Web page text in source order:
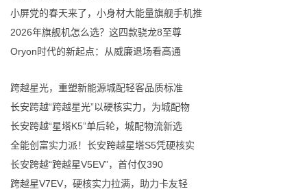
小屏党的春天来了，小身材大能量旗舰手机推
2026年旗舰机怎么选？这四款骁龙8至尊
Oryon时代的新起点：从威廉退场看高通
跨越星光，重塑新能源城配轻客品质标准
长安跨越“跨越星光”以硬核实力，为城配物
长安跨越“星塔K5”单后轮，城配物流新选
全能创富实力派！长安跨越星塔S5凭硬核实
长安跨越“跨越星V5EV”，首付仅390
跨越星V7EV，硬核实力拉满，助力卡友轻